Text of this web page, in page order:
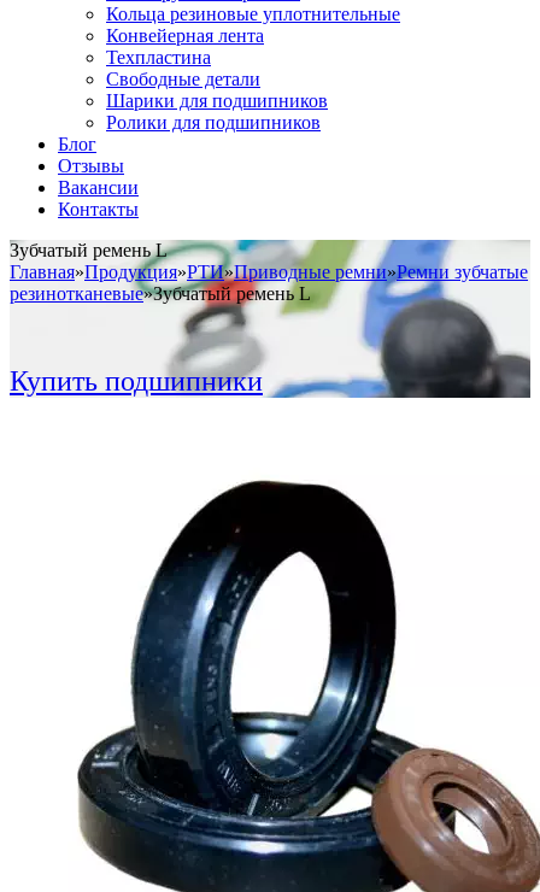
Кольца резиновые уплотнительные
Конвейерная лента
Техпластина
Свободные детали
Шарики для подшипников
Ролики для подшипников
Блог
Отзывы
Вакансии
Контакты
Зубчатый ремень L
Главная»Продукция»РТИ»Приводные ремни»Ремни зубчатые
резинотканевые»Зубчатый ремень L
Купить подшипники